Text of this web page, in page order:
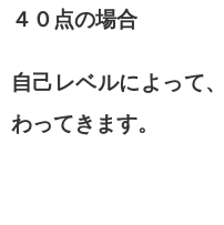
４０点の場合
自己レベルによって
わってきます。